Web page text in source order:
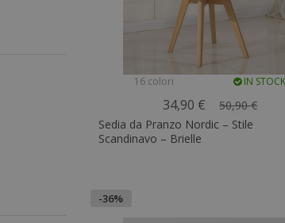
16 colori IN STOCK
34,90 €
50,90 €
Sedia da Pranzo Nordic – Stile
Scandinavo – Brielle
-36%